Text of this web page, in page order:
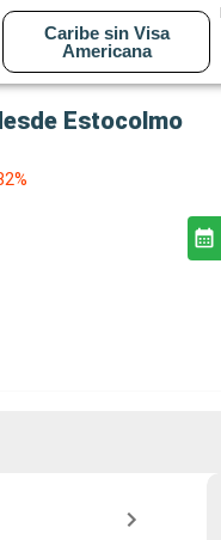
Caribe sin Visa
Americana
Estocolmo